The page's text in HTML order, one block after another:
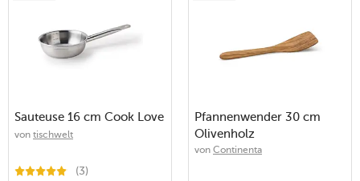
Sauteuse 16 cm Cook Love
von tischwelt
(3)
Pfannenwender 30 cm
Olivenholz
von Continenta